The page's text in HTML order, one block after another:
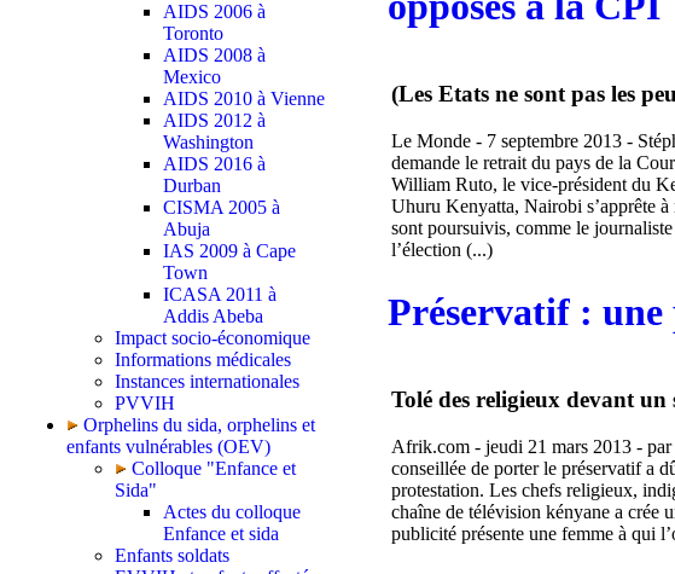
AIDS 2006 à
Toronto
AIDS 2008 à
Mexico
AIDS 2010 à Vienne
AIDS 2012 à
Washington
AIDS 2016 à
Durban
CISMA 2005 à
Abuja
IAS 2009 à Cape
Town
ICASA 2011 à
Addis Abeba
Impact socio-économique
Informations médicales
Instances internationales
PVVIH
Orphelins du sida, orphelins et
enfants vulnérables (OEV)
Colloque "Enfance et
Sida"
Actes du colloque
Enfance et sida
Enfants soldats
(Les Etats ne sont pas les
Le Monde - 7 septembre 2013 -
demande le retrait du pays de la
William Ruto, le vice-président du
Uhuru Kenyatta, Nairobi s’apprête
sont poursuivis, comme le
l’élection (...)
Préservatif : une
Tolé des religieux devant
Afrik.com - jeudi 21 mars 2013 -
conseillée de porter le préservatif a
protestation. Les chefs religieux,
chaîne de télévision kényane a crée
publicité présente une femme à qui